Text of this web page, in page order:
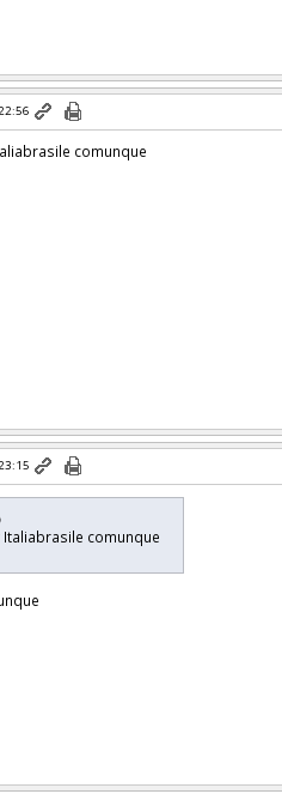
comunque
Italiabrasile comunque